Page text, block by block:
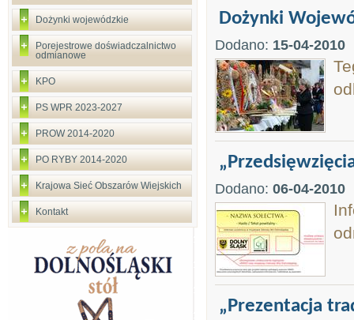
Dożynki wojewódzkie
Porejestrowe doświadczalnictwo
odmianowe
KPO
PS WPR 2023-2027
PROW 2014-2020
PO RYBY 2014-2020
Krajowa Sieć Obszarów Wiejskich
Kontakt
Dożynki
Dodano: 15-04-2010
Dodano: 06-04-2010
„Prezentacja